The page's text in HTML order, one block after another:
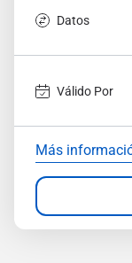
Datos
Válido Por
Más